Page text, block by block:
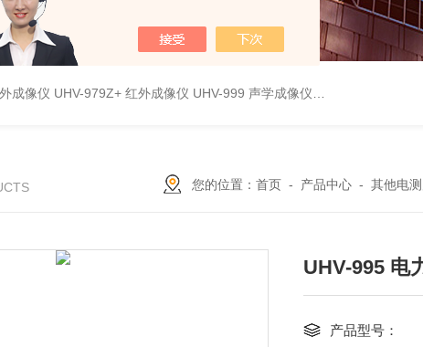
成像仪 UHV-979Z+ 红外成像仪 UHV-999 声学成像仪 UHV-995 电力综
您的位置： 首页- 产品中心- 其他电
UHV-995 电
产品型号：